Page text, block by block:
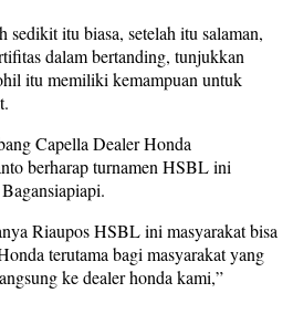
sedikit itu biasa, setelah itu salaman,
dalam bertanding, tunjukkan
itu memiliki kemampuan untuk
Capella Dealer Honda
berharap turnamen HSBL ini
Riaupos HSBL ini masyarakat bisa
terutama bagi masyarakat yang
ke dealer honda kami,”